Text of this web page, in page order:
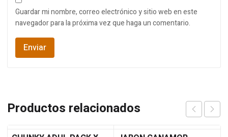
Guardar mi nombre, correo electrónico y sitio web en este
navegador para la próxima vez que haga un comentario.
Productos relacionados